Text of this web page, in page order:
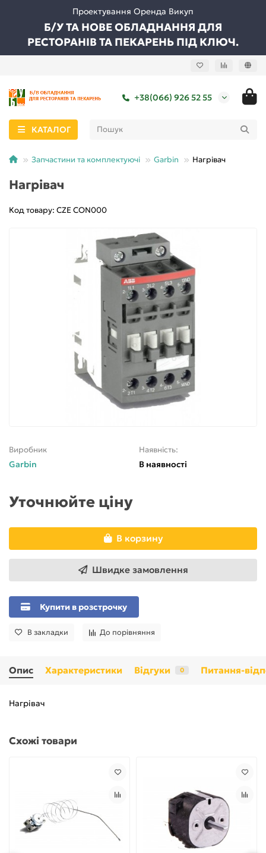
Проектування Оренда Викуп
Б/У ТА НОВЕ ОБЛАДНАННЯ ДЛЯ
РЕСТОРАНІВ ТА ПЕКАРЕНЬ ПІД КЛЮЧ.
+38(066) 926 52 55
КАТАЛОГ
Запчастини та комплектуючі Garbin Нагрівач
Нагрівач
Код товару: CZE CON000
Виробник
Garbin
Наявність:
В наявності
Уточнюйте ціну
В корзину
Швидке замовлення
Купити в розстрочку
В закладки До порівняння
Опис Характеристики Відгуки 0 Питання-
Нагрівач
Схожі товари